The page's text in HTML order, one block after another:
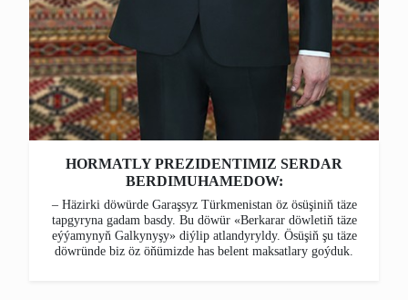
HORMATLY PREZIDENTIMIZ SERDAR
BERDIMUHAMEDOW:
– Häzirki döwürde Garaşsyz Türkmenistan öz ösüşiniň täze
tapgyryna gadam basdy. Bu döwür «Berkarar döwletiň täze
eýýamynyň Galkynyşy» diýlip atlandyryldy. Ösüşiň şu täze
döwründe biz öz öňümizde has belent maksatlary goýduk.